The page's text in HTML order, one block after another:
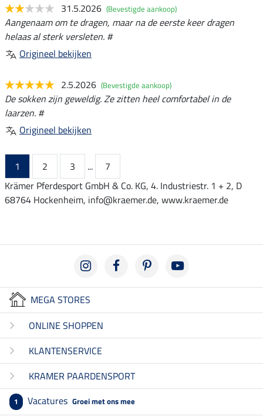
31.5.2026 (Bevestigde aankoop)
Aangenaam om te dragen, maar na de eerste keer dragen
helaas al sterk versleten. #
Origineel bekijken
2.5.2026 (Bevestigde aankoop)
De sokken zijn geweldig. Ze zitten heel comfortabel in de
laarzen. #
Origineel bekijken
1 2 3 ...
7
Krämer Pferdesport GmbH & Co. KG, 4. Industriestr. 1 + 2, D
68764 Hockenheim, info@kraemer.de, www.kraemer.de
MEGA STORES
ONLINE SHOPPEN
KLANTENSERVICE
KRAMER PAARDENSPORT
1 Vacatures Groei met ons mee